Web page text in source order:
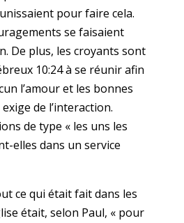
pour faire cela.
se faisaient
De plus, les croyants sont
10:24 à se réunir afin
l’amour et les bonnes
de l’interaction.
de type « les uns les
elles dans un service
ce qui était fait dans les
était, selon Paul, « pour